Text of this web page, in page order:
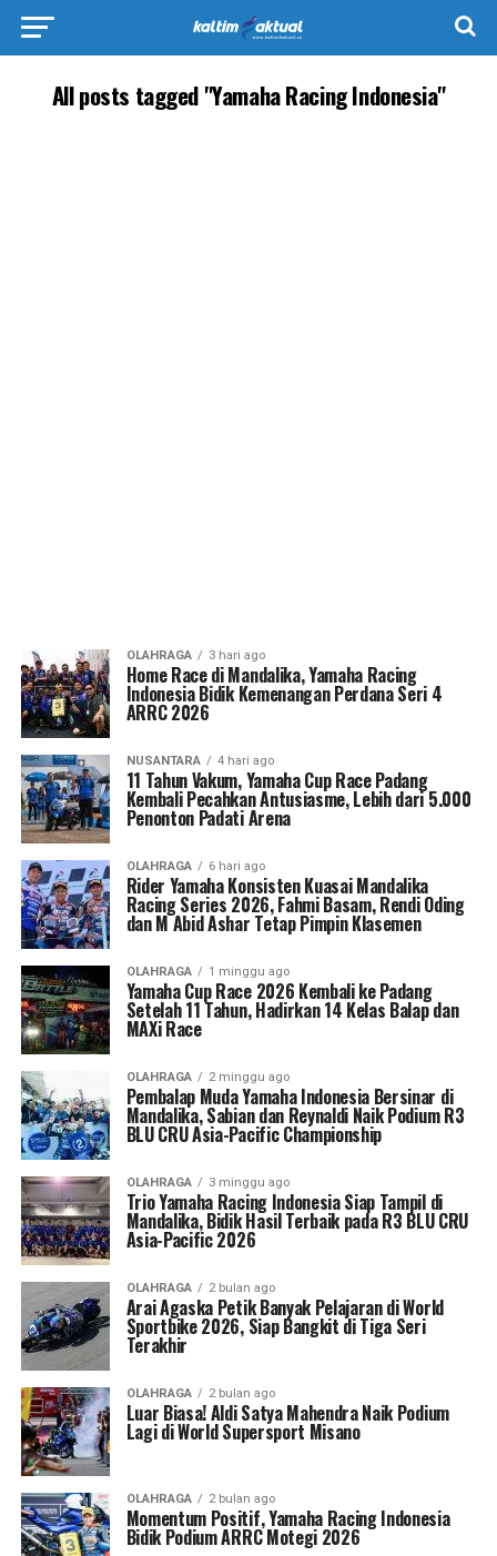
All posts tagged "Yamaha Racing Indonesia"
OLAHRAGA 3 hari ago
Home Race di Mandalika, Yamaha Racing
Indonesia Bidik Kemenangan Perdana Seri 4
ARRC 2026
NUSANTARA 4 hari ago
11 Tahun Vakum, Yamaha Cup Race Padang
Kembali Pecahkan Antusiasme, Lebih dari 5.000
Penonton Padati Arena
OLAHRAGA 6 hari ago
Rider Yamaha Konsisten Kuasai Mandalika
Racing Series 2026, Fahmi Basam, Rendi Oding
dan M Abid Ashar Tetap Pimpin Klasemen
OLAHRAGA 1 minggu ago
Yamaha Cup Race 2026 Kembali ke Padang
Setelah 11 Tahun, Hadirkan 14 Kelas Balap dan
MAXi Race
OLAHRAGA 2 minggu ago
Pembalap Muda Yamaha Indonesia Bersinar di
Mandalika, Sabian dan Reynaldi Naik Podium R3
BLU CRU Asia-Pacific Championship
OLAHRAGA 3 minggu ago
Trio Yamaha Racing Indonesia Siap Tampil di
Mandalika, Bidik Hasil Terbaik pada R3 BLU CRU
Asia-Pacific 2026
OLAHRAGA 2 bulan ago
Arai Agaska Petik Banyak Pelajaran di World
Sportbike 2026, Siap Bangkit di Tiga Seri
Terakhir
OLAHRAGA 2 bulan ago
Luar Biasa! Aldi Satya Mahendra Naik Podium
Lagi di World Supersport Misano
OLAHRAGA 2 bulan ago
Momentum Positif, Yamaha Racing Indonesia
Bidik Podium ARRC Motegi 2026